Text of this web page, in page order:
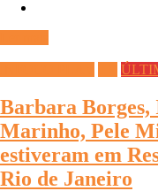
Barbara
Marinho, Pele
estiveram em
Rio de Janeiro